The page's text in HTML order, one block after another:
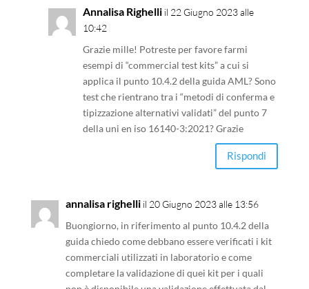
Annalisa Righelli il 22 Giugno 2023 alle
10:42
Grazie mille! Potreste per favore farmi
esempi di “commercial test kits” a cui si
applica il punto 10.4.2 della guida AML? Sono
test che rientrano tra i “metodi di conferma e
tipizzazione alternativi validati” del punto 7
della uni en iso 16140-3:2021? Grazie
Rispondi
annalisa righelli il 20 Giugno 2023 alle 13:56
Buongiorno, in riferimento al punto 10.4.2 della
guida chiedo come debbano essere verificati i kit
commerciali utilizzati in laboratorio e come
completare la validazione di quei kit per i quali